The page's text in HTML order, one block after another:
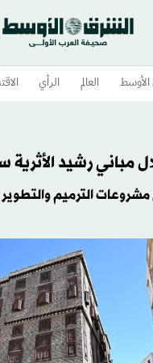
العالم الرأي
مباني رشيد الأثرية
مشروعات الترميم والتطوير